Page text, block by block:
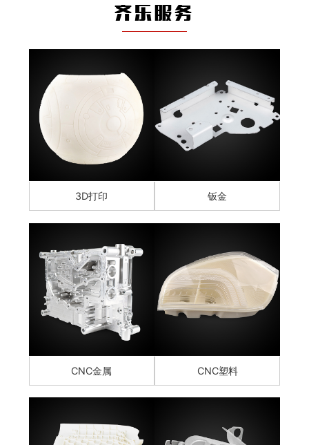
齐乐服务
3D打印 钣金
CNC金属 CNC塑料